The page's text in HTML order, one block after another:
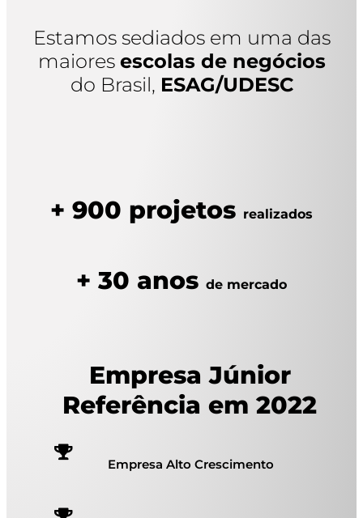
Estamos sediados em uma das
maiores escolas de negócios
do Brasil, ESAG/UDESC
+ 900 projetos realizados
+ 30 anos de mercado
Empresa Júnior
Referência em 2022
Empresa Alto Crescimento